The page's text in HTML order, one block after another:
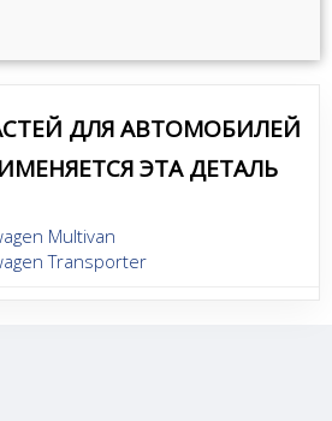
ДЛЯ АВТОМОБИЛЕЙ
ЭТА ДЕТАЛЬ
Multivan
Transporter